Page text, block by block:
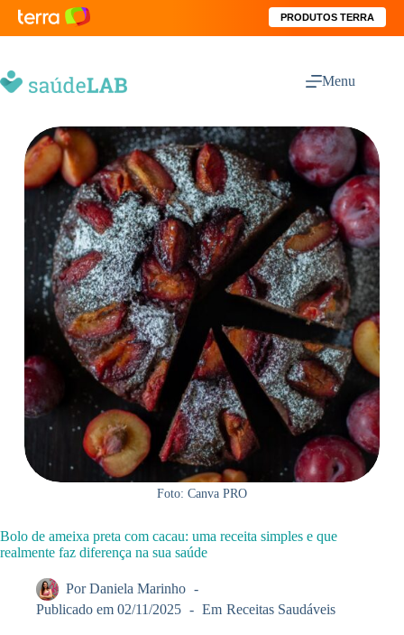
PRODUTOS TERRA
Menu
Foto: Canva PRO
Bolo de ameixa preta com cacau: uma receita simples e que
realmente faz diferença na sua saúde
Por Daniela Marinho
Publicado em 02/11/2025 Em Receitas Saudáveis